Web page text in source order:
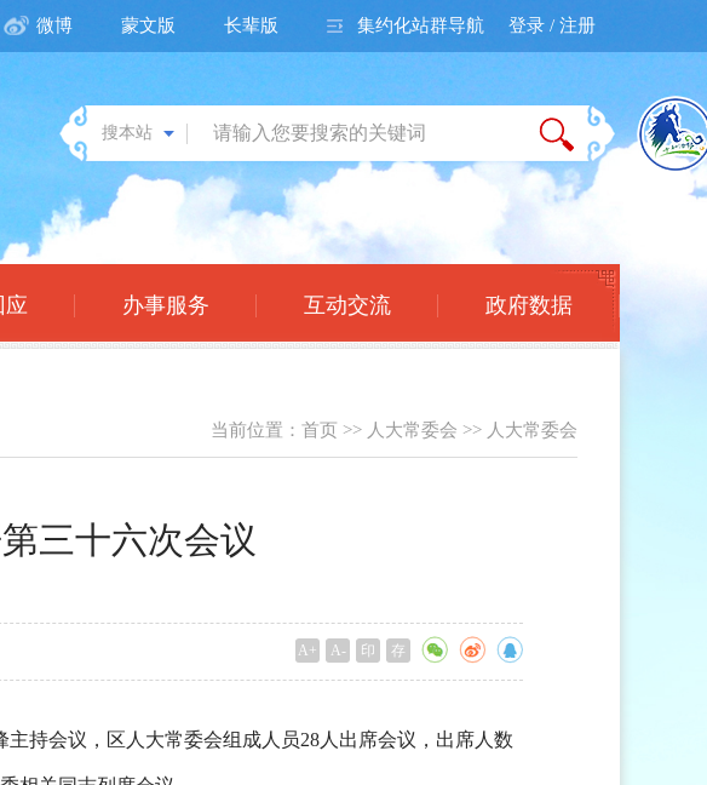
微博 蒙文版 长辈版 集约化站群导航 登录 / 注册
搜本站
应 办事服务 互动交流 政府数据
当前位置： 首页 >> 人大常委会 >> 人大常委会
三十六次会议
A+ A- 印 存
持会议，区人大常委会组成人员28人出席会议，出席人数